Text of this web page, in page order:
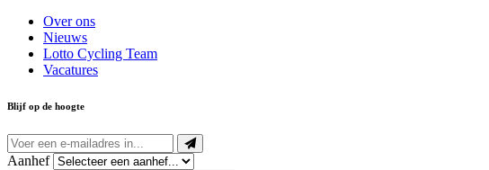
Over ons
Nieuws
Lotto Cycling Team
Vacatures
Blijf op de hoogte
Aanhef